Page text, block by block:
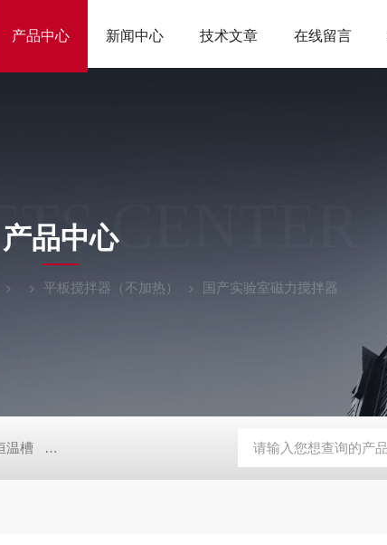
产品中心 新闻中心 技术文章 在线留言
CENTER
产品中心
平板搅拌器（不加热） 国产实验室磁力搅拌器
温槽 DC-0506-II高低温一体恒温槽 SC系列单加热恒温槽